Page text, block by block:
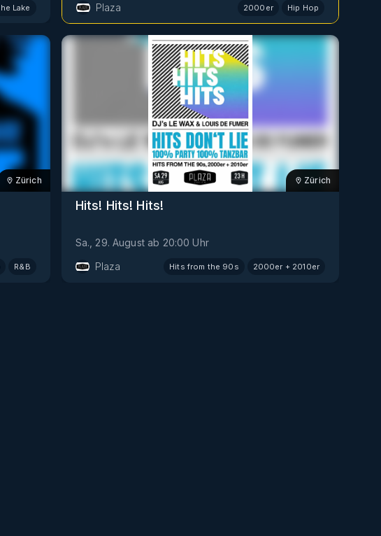
Lake
Plaza
2000er Hip Hop
Zürich
R&B
Zürich
Hits! Hits! Hits!
Sa., 29. August ab 20:00 Uhr
Plaza
Hits from the 90s 2000er + 2010er